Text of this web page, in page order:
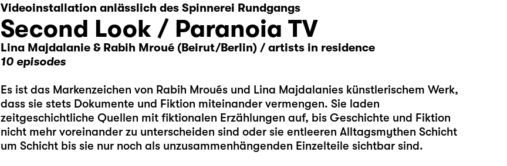
Videoinstallation anlässlich des Spinnerei Rundgangs
Second Look / Paranoia TV
Lina Majdalanie & Rabih Mroué (Beirut/Berlin) / artists in residence
10 episodes
Es ist das Markenzeichen von Rabih Mroués und Lina Majdalanies künstlerischem Werk,
dass sie stets Dokumente und Fiktion miteinander vermengen. Sie laden
zeitgeschichtliche Quellen mit fiktionalen Erzählungen auf, bis Geschichte und Fiktion
nicht mehr voreinander zu unterscheiden sind oder sie entleeren Alltagsmythen Schicht
um Schicht bis sie nur noch als unzusammenhängenden Einzelteile sichtbar sind.